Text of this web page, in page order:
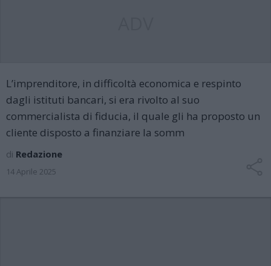
L’imprenditore, in difficoltà economica e respinto
dagli istituti bancari, si era rivolto al suo
commercialista di fiducia, il quale gli ha proposto un
cliente disposto a finanziare la somm
di Redazione
14 Aprile 2025